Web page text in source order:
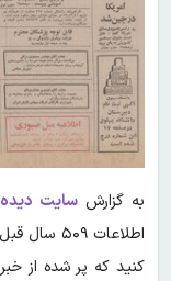
به گزارش سایت دیده
کنید که پر شده از